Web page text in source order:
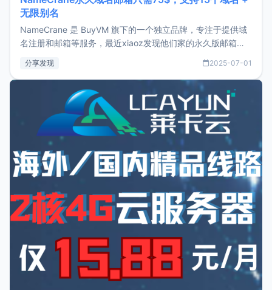
无限别名
NameCrane 是 BuyVM 旗下的一个独立品牌，专注于提供域
名注册和邮箱等服务，最近xiaoz发现他们家的永久版邮箱服
又实惠的域名邮箱，不妨尝试一下 NameCrane。注册
NameCraneNameCrane不支持直接注册，必须要购买
分享发现 2025-07-01